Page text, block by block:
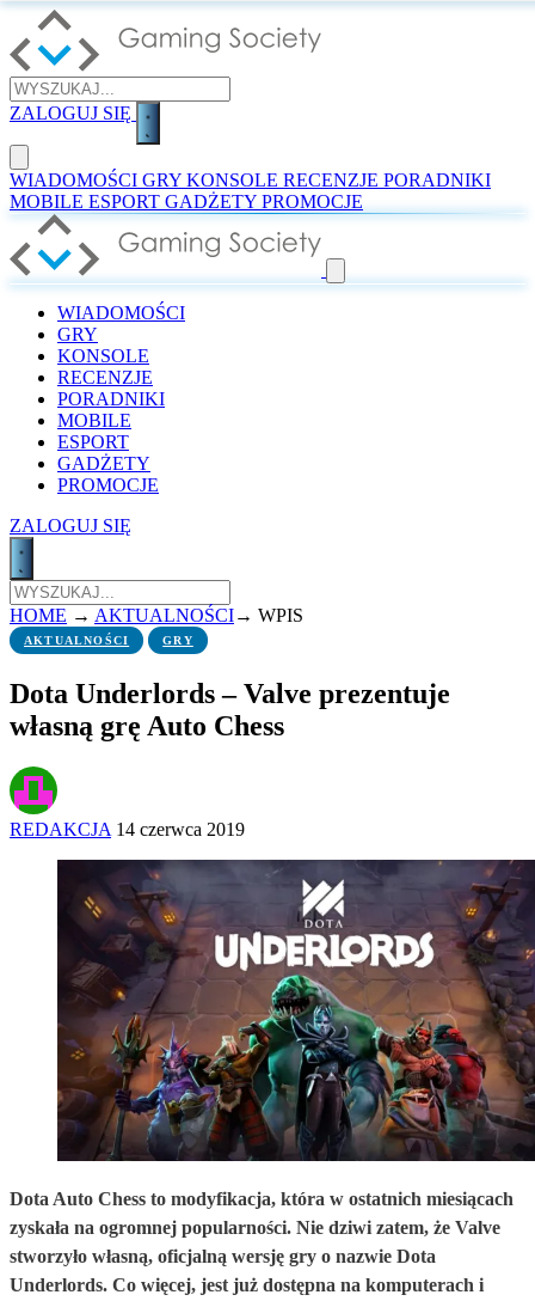
ZALOGUJ SIĘ
WIADOMOŚCI GRY KONSOLE RECENZJE PORADNIKI
MOBILE ESPORT GADŻETY PROMOCJE
WIADOMOŚCI
GRY
KONSOLE
RECENZJE
PORADNIKI
MOBILE
ESPORT
GADŻETY
PROMOCJE
ZALOGUJ SIĘ
HOME → AKTUALNOŚCI→ WPIS
AKTUALNOŚCI GRY
Dota Underlords – Valve prezentuje
własną grę Auto Chess
REDAKCJA 14 czerwca 2019
Dota Auto Chess to modyfikacja, która w ostatnich miesiącach
zyskała na ogromnej popularności. Nie dziwi zatem, że Valve
stworzyło własną, oficjalną wersję gry o nazwie Dota
Underlords. Co więcej, jest już dostępna na komputerach i